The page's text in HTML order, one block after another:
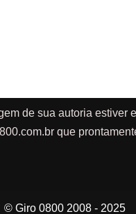
de sua autoria estiver
que
© Giro 0800 2008 - 2025